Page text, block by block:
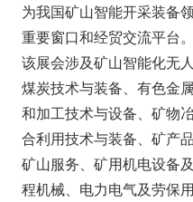
为我国矿山智能开采装备
重要窗口和经贸交流平台。
该展会涉及矿山智能化无
煤炭技术与装备、有色金
和加工技术与设备、矿物
合利用技术与装备、矿产
矿山服务、矿用机电设备
程机械、电力电气及劳保